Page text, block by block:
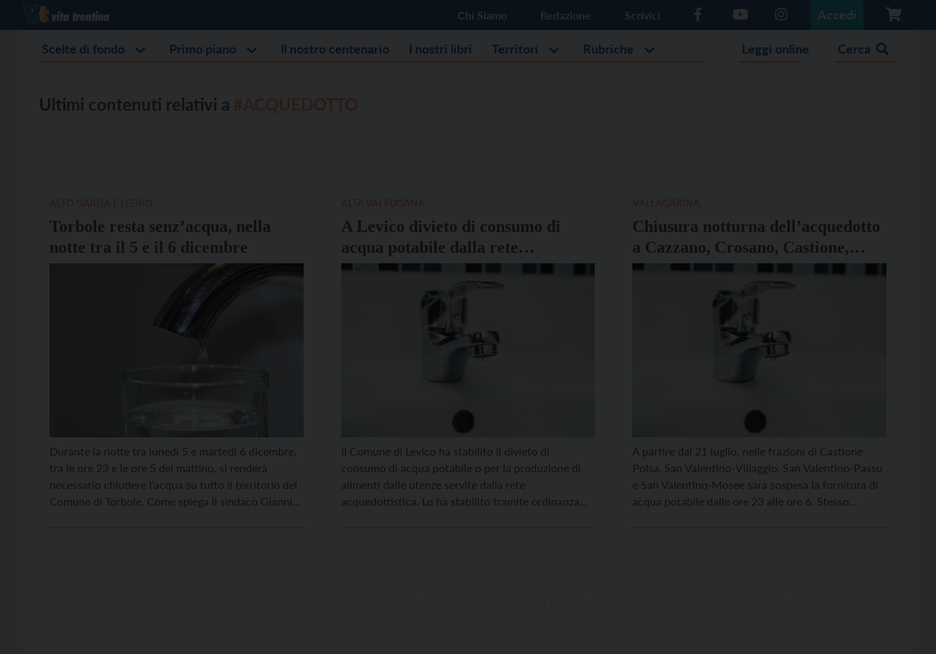
Chi Siamo Redazione Scrivici Accedi
Scelte di fondo Primo piano Il nostro centenario I nostri libri Territori Rubriche Leggi online Cerca
Ultimi contenuti relativi a
Torbole resta senz’acqua, nella
notte tra il 5 e il 6 dicembre
Durante la notte tra lunedì 5 e martedì 6 dicembre,
tra le ore 23 e le ore 5 del mattino, si renderà
necessario chiudere l’acqua su tutto il territorio del
Comune di Torbole. Come spiega il sindaco Gianni
A Levico divieto di consumo di
acqua potabile dalla rete
acquedottistica
Il Comune di Levico ha stabilito il divieto di
consumo di acqua potabile o per la produzione di
alimenti dalle utenze servite dalla rete
acquedottistica. Lo ha stabilito tramite ordinanza
Chiusura notturna dell’acquedotto
a Cazzano, Crosano, Castione,
Polsa e San Valentino
A partire dal 21 luglio, nelle frazioni di Castione
Polsa, San Valentino-Villaggio, San Valentino-Passo
e San Valentino-Mosee sarà sospesa la fornitura di
acqua potabile dalle ore 23 alle ore 6. Stesso